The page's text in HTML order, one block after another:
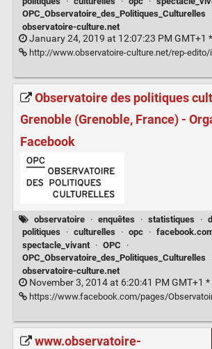
OPC_Observatoire_des_Politiques_Culturelles
observatoire-culture.net
January 24, 2019 at 12:07:23 PM GMT+1 *
http://www.observatoire-culture.net/rep-edito/ido-388/
Observatoire des politiques
Grenoble (Grenoble, France) -
Facebook
observatoire · enquêtes · statistiques ·
politiques
· culturelles · opc ·
spectacle_vivant
· OPC
·
OPC_Observatoire_des_Politiques_Culturelles
observatoire-culture.net
November 3, 2014 at 6:20:41 PM GMT+1 *
https://www.facebook.com/pages/Observatoire-des-politiques-culturelles/
www.observatoire-